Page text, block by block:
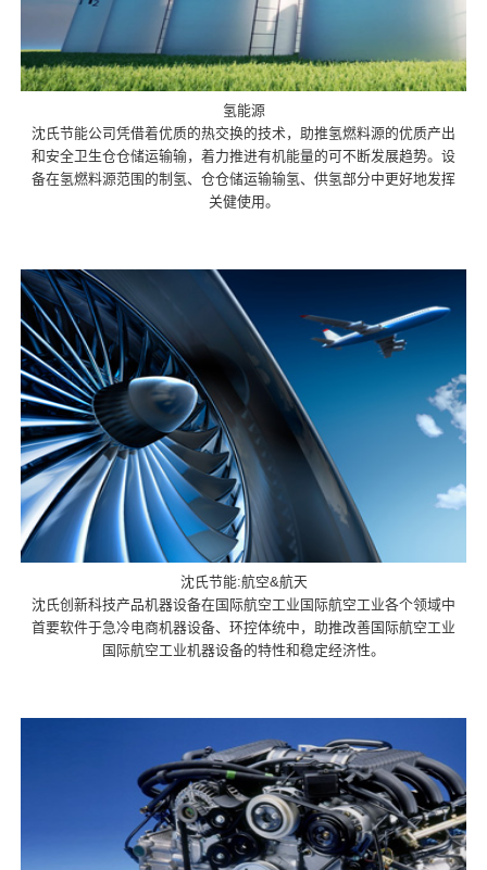
氢能源
沈氏节能公司凭借着优质的热交换的技术，助推氢燃料源的优质产出
和安全卫生仓仓储运输输，着力推进有机能量的可不断发展趋势。设
备在氢燃料源范围的制氢、仓仓储运输输氢、供氢部分中更好地发挥
关健使用。
沈氏节能:航空&航天
沈氏创新科技产品机器设备在国际航空工业国际航空工业各个领域中
首要软件于急冷电商机器设备、环控体统中，助推改善国际航空工业
国际航空工业机器设备的特性和稳定经济性。